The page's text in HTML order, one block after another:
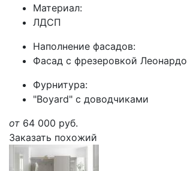
Материал:
ЛДСП
Наполнение фасадов:
Фасад с фрезеровкой Леонардо
Фурнитура:
"Boyard" с доводчиками
от 64 000 руб.
Заказать похожий